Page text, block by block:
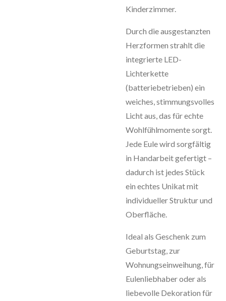
Kinderzimmer.
Durch die ausgestanzten
Herzformen strahlt die
integrierte LED-
Lichterkette
(batteriebetrieben) ein
weiches, stimmungsvolles
Licht aus, das für echte
Wohlfühlmomente sorgt.
Jede Eule wird sorgfältig
in Handarbeit gefertigt –
dadurch ist jedes Stück
ein echtes Unikat mit
individueller Struktur und
Oberfläche.
Ideal als Geschenk zum
Geburtstag, zur
Wohnungseinweihung, für
Eulenliebhaber oder als
liebevolle Dekoration für